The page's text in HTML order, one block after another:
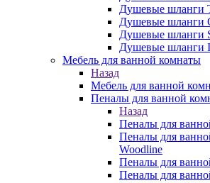
Душевые шланги
Душевые шланги
Душевые шланги
Душевые шланги
Мебель для ванной комнаты
Назад
Мебель для ванной
Пеналы для ванной
Назад
Пеналы для
Пеналы для
Woodline
Пеналы для
Пеналы для